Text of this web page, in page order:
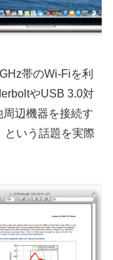
帯のWi-Fiを利
やUSB 3.0対
辺機器を接続す
という話題を実際